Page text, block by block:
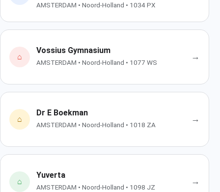
AMSTERDAM • Noord-Holland • 1034 PX
⌂
Vossius Gymnasium
AMSTERDAM • Noord-Holland • 1077 WS
→
⌂
Dr E Boekman
AMSTERDAM • Noord-Holland • 1018 ZA
→
⌂
Yuverta
AMSTERDAM • Noord-Holland • 1098 JZ
→